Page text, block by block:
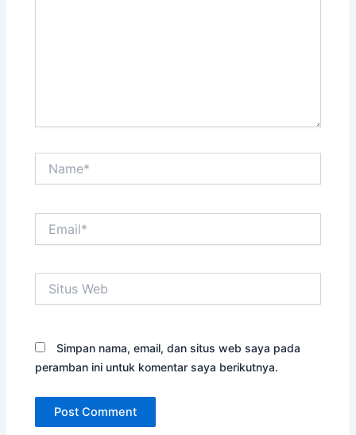
Web
Simpan nama, email, dan situs web saya pada
peramban ini untuk komentar saya berikutnya.